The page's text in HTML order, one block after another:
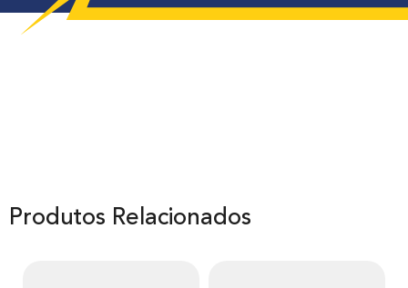
Produtos Relacionados